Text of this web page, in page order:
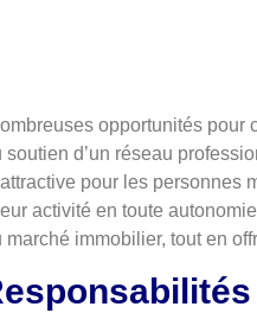
opportunités
d’un réseau
pour les personnes
activité en toute
immobilier, tout en